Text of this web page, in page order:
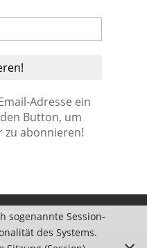
Adresse ein
Button, um
zu abonnieren!
sogenannte Session-
des Systems.